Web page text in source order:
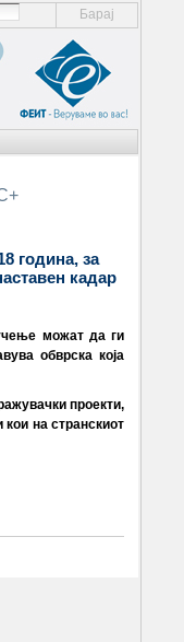
година, за
кадар
можат да ги
обврска која
проекти,
на странскиот